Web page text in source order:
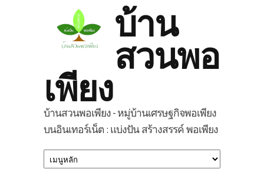
บ้าน
สวนพอ
เพียง
บ้านสวนพอเพียง - หมู่บ้านเศรษฐกิจพอเพียง
บนอินเทอร์เน็ต : แบ่งปัน สร้างสรรค์ พอเพียง